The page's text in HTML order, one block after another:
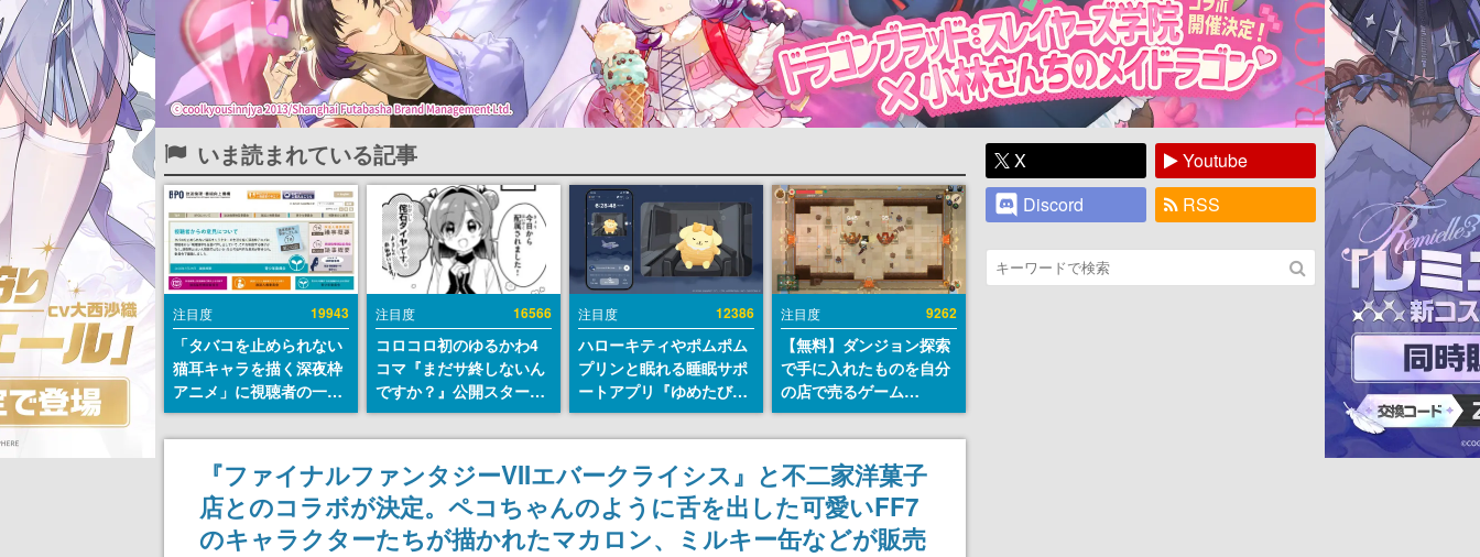
いま読まれている記事
注目度 19943
「タバコを止められない
猫耳キャラを描く深夜枠
アニメ」に視聴者の一部
から批判意見。違法薬物
の使用と思わしき描写も
含めて、BPOが議論を交
注目度 16566
コロコロ初のゆるかわ4
コマ『まだサ終しないん
ですか？』公開スター
ト。主人公は新入社員の
侘石ダイヤ、ゲーム会社
を舞台にトラブルへ対応
する社員たちを描く
注目度 12386
ハローキティやポムポム
プリンと眠れる睡眠サポ
ートアプリ『ゆめたび』
が配信中。キャラごとの
ASMRや目覚ましアラー
ムも搭載
注目度 9262
【無料】ダンジョン探索
で手に入れたものを自分
の店で売るゲーム
『Moonlighter』が
Steamにて無料配布中！
続編『Moonlighter 2』
の9月2日正式リリースを
記念したキャンペーン
『ファイナルファンタジーVIIエバークライシス』と不二家洋菓子
店とのコラボが決定。ペコちゃんのように舌を出した可愛いFF7
のキャラクターたちが描かれたマカロン、ミルキー缶などが販売
X
Youtube
Discord
RSS